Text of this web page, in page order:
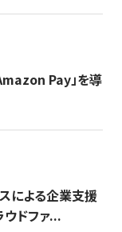
Pay」を導
による企業支援
ウドファ...